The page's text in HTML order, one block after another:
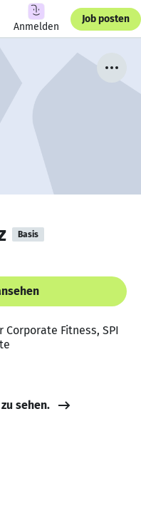
Anmelden
Job posten
Basis
Corporate Fitness, SPI
sehen.